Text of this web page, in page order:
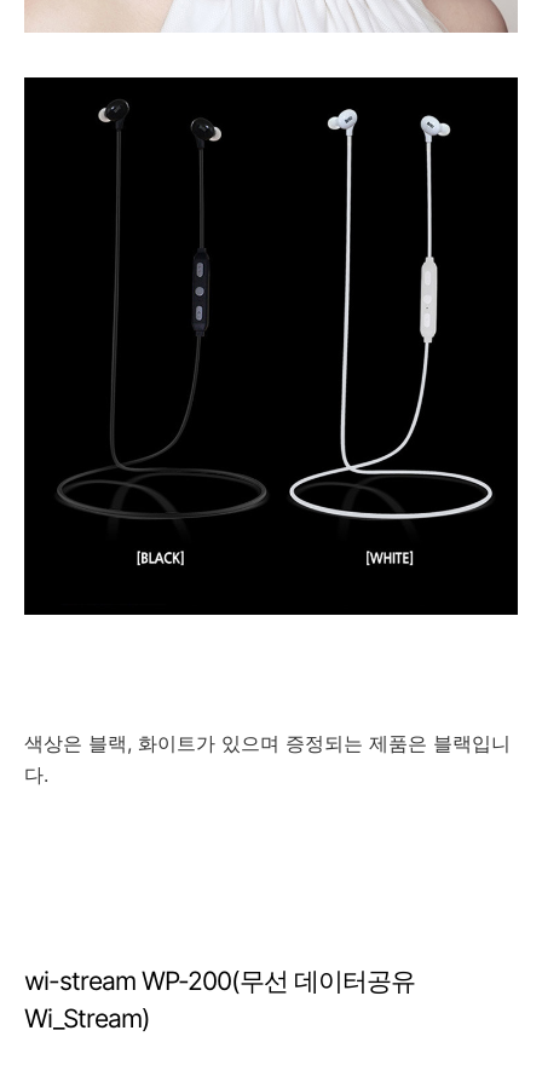
색상은 블랙, 화이트가 있으며 증정되는 제품은 블랙입니
다.
wi-stream WP-200(무선 데이터공유
Wi_Stream)